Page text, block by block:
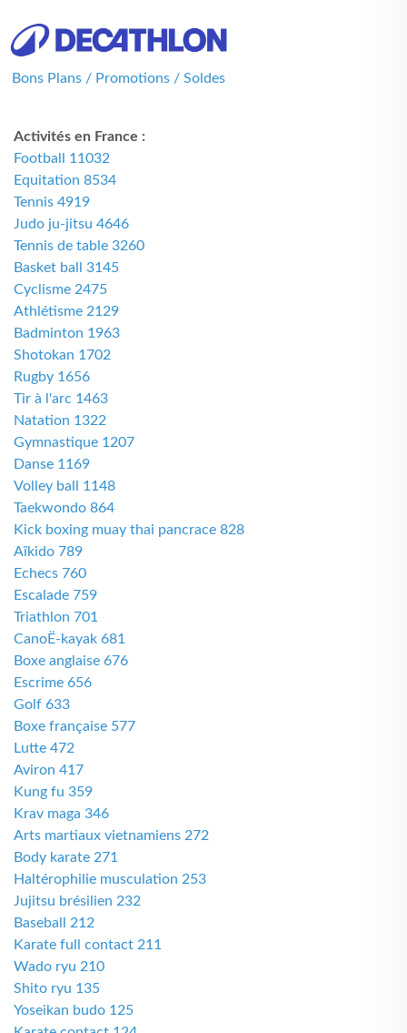
Bons Plans / Promotions / Soldes
Activités en France :
Football 11032
Equitation 8534
Tennis 4919
Judo ju-jitsu 4646
Tennis de table 3260
Basket ball 3145
Cyclisme 2475
Athlétisme 2129
Badminton 1963
Shotokan 1702
Rugby 1656
Tir à l'arc 1463
Natation 1322
Gymnastique 1207
Danse 1169
Volley ball 1148
Taekwondo 864
Kick boxing muay thai pancrace 828
Aïkido 789
Echecs 760
Escalade 759
Triathlon 701
CanoË-kayak 681
Boxe anglaise 676
Escrime 656
Golf 633
Boxe française 577
Lutte 472
Aviron 417
Kung fu 359
Krav maga 346
Arts martiaux vietnamiens 272
Body karate 271
Haltérophilie musculation 253
Jujitsu brésilien 232
Baseball 212
Karate full contact 211
Wado ryu 210
Shito ryu 135
Yoseikan budo 125